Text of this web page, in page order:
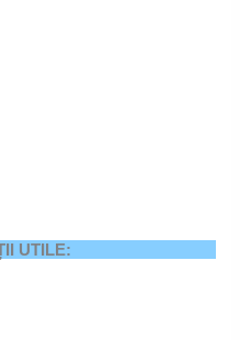
UTILE: